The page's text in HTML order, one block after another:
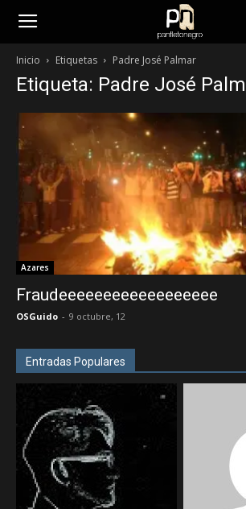
panfletonegro
Inicio Etiquetas Padre José Palmar
Etiqueta: Padre José
Azares
Fraudeeeeeeeeeeeeeeeeee
OSGuido - 9 octubre, 12
Entradas Populares